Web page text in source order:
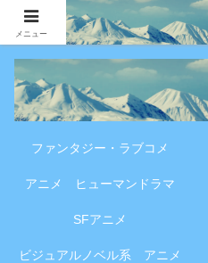
アニメ・漫画・VOD作品の見どころ、
品別・ジャンル別に分かりや
ファンタジー・ラブコメ
アニメ ヒューマンドラマ
SFアニメ
ビジュアルノベル系 アニメ
メニュー